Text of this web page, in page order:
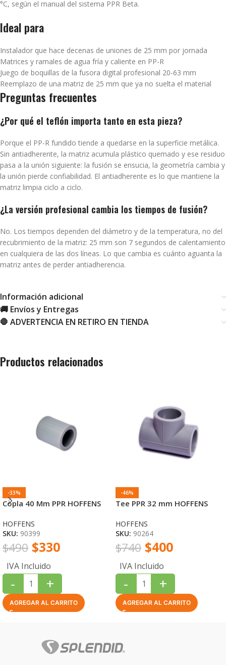
°C, según el manual del sistema PPR Beta.
Ideal para
Instalador que hace decenas de uniones de 25 mm por jornada
Matrices y ramales de agua fría y caliente en PP-R
Juego de boquillas de la fusora digital profesional 20-63 mm
Reemplazo de una matriz de 25 mm que ya no suelta el material
Preguntas frecuentes
¿Por qué el teflón importa tanto en esta pieza?
Porque el PP-R fundido tiende a quedarse en la superficie metálica.
Sin antiadherente, la matriz acumula plástico quemado y ese residuo
pasa a la unión siguiente: la fusión se ensucia, la geometría cambia y
la unión pierde confiabilidad. El antiadherente es lo que mantiene la
matriz limpia ciclo a ciclo.
¿La versión profesional cambia los tiempos de fusión?
No. Los tiempos dependen del diámetro y de la temperatura, no del
recubrimiento de la matriz: 25 mm son 7 segundos de calentamiento
en cualquiera de las dos líneas. Lo que cambia es cuánto aguanta la
matriz antes de perder antiadherencia.
Información adicional
🚚 Envíos y Entregas
🛑 ADVERTENCIA EN RETIRO EN TIENDA
Productos relacionados
-33%
Copla 40 Mm PPR HOFFENS
HOFFENS
SKU: 90399
$490 $330
IVA Incluido
- +
AGREGAR AL CARRITO
-46%
Tee PPR 32 mm HOFFENS
HOFFENS
SKU: 90264
$740 $400
IVA Incluido
- +
AGREGAR AL CARRITO